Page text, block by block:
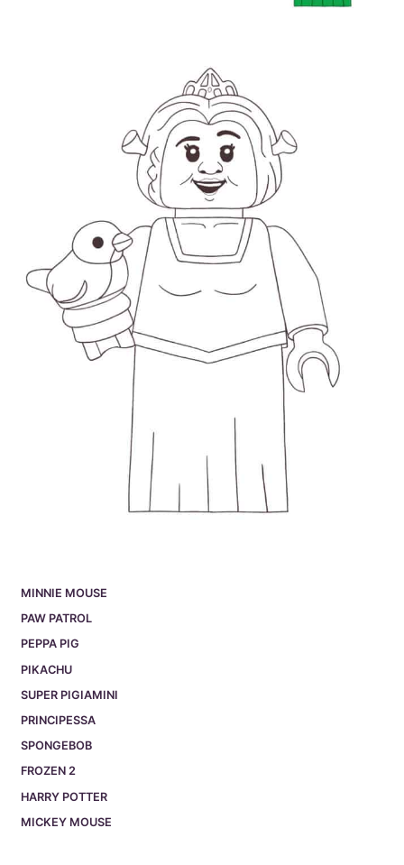
MINNIE MOUSE
PAW PATROL
PEPPA PIG
PIKACHU
SUPER PIGIAMINI
PRINCIPESSA
SPONGEBOB
FROZEN 2
HARRY POTTER
MICKEY MOUSE